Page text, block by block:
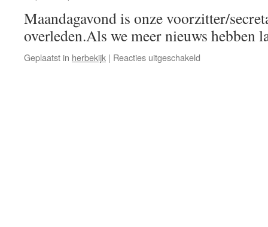
Maandagavond is onze voorzitter/
overleden.Als we meer nieuws hebben
Geplaatst in herbekijk | Reacties uitgeschakeld